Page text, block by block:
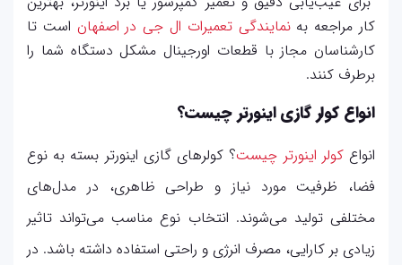
کار مراجعه بهنمایندگی تعمیرات ال جی در اصفهان است تا
کارشناسان مجاز با قطعات اورجینال مشکل دستگاه شما را
برطرف کنند.
انواع کولر گازی اینورتر چیست؟
انواعکولر اینورتر چیست؟ کولرهای گازی اینورتر بسته به نوع
فضا، ظرفیت مورد نیاز و طراحی ظاهری، در مدل‌های
مختلفی تولید می‌شوند. انتخاب نوع مناسب می‌تواند تاثیر
زیادی بر کارایی، مصرف انرژی و راحتی استفاده داشته باشد. در